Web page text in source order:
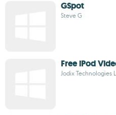
GSpot
Steve G
Free iPod
Jodix Technologies